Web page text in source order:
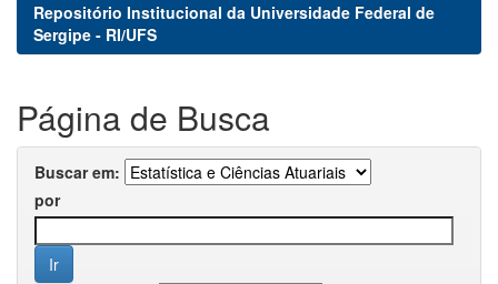
Repositório Institucional da Universidade Federal de
Sergipe - RI/UFS
Página de Busca
Buscar em:
por